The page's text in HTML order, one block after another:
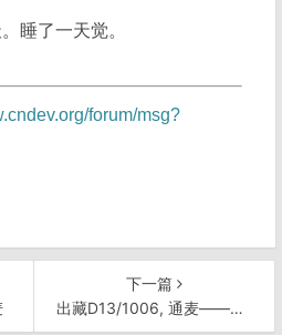
睡了一天觉。
forum/msg?
下一篇
出藏D13/1006, 通麦——波密